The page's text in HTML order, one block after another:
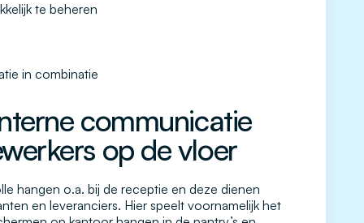
te beheren
in combinatie
communicatie
op de vloer
hangen o.a. bij de receptie en deze dienen
en leveranciers. Hier speelt voornamelijk het